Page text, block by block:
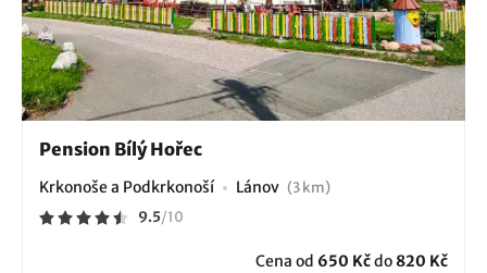
Pension Bílý Hořec
Krkonoše a Podkrkonoší Lánov (3 km)
9.5/10
Cena od 650 Kčdo 820 Kč